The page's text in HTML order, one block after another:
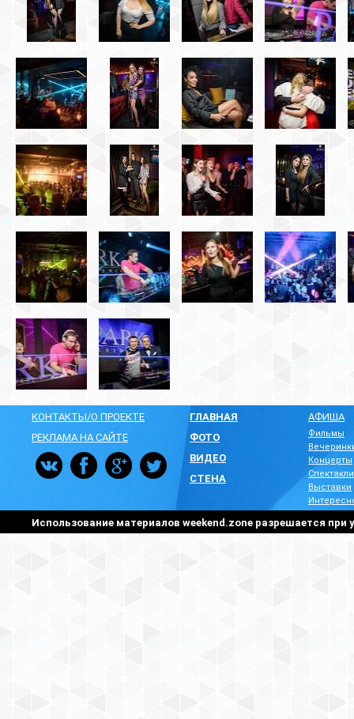
КОНТАКТЫ/О ПРОЕКТЕ
РЕКЛАМА НА САЙТЕ
ГЛАВНАЯ
ФОТО
ВИДЕО
СТЕНА
АФИША
Фильмы
Концерты
Спектакли
Выставки
Использование материалов weekend.zone разрешается